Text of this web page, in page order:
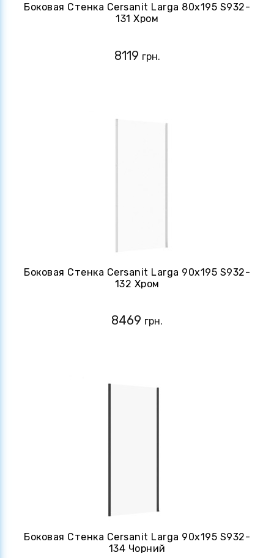
Боковая Стенка Cersanit Larga 80х195 S932-
131 Хром
8119 грн.
Боковая Стенка Cersanit Larga 90х195 S932-
132 Хром
8469 грн.
Боковая Стенка Cersanit Larga 90х195 S932-
134 Чорний